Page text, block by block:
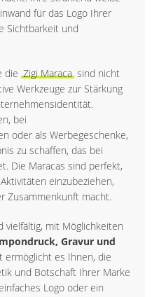
für das Logo Ihrer
Sichtbarkeit und
die Zigi Maraca sind nicht
Werkzeuge zur Stärkung
bei
oder als Werbegeschenke,
zu schaffen, das bei
Die Maracas sind perfekt,
einzubeziehen,
Zusammenkunft macht.
vielfältig, mit Möglichkeiten
Gravur und
ermöglicht es Ihnen, die
und Botschaft Ihrer Marke
Logo oder ein